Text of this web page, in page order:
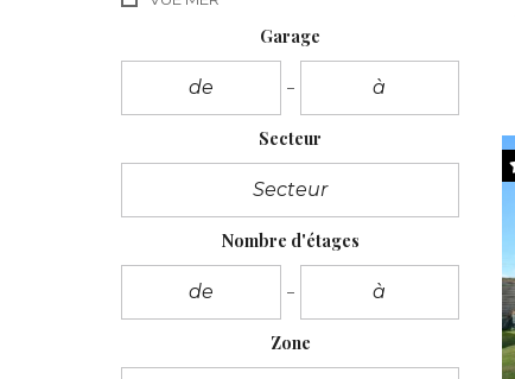
Garage
Secteur
Nombre d'étages
Zone